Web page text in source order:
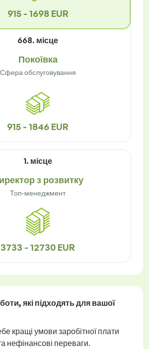
915 - 1698 EUR
668. місце
Покоївка
Сфера обслуговування
915 - 1846 EUR
1. місце
з розвитку
Топ-менеджмент
3733 - 12730 EUR
, які підходять для вашої
кращі умови заробітної плати
нефінансові переваги.